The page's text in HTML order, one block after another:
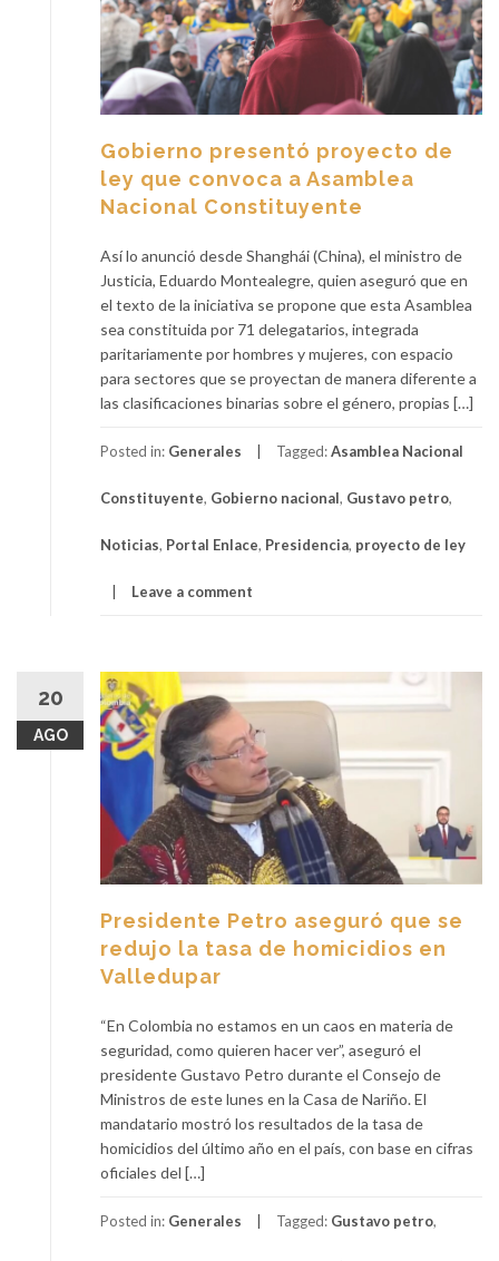
Gobierno presentó proyecto de
ley que convoca a Asamblea
Nacional Constituyente
Así lo anunció desde Shanghái (China), el ministro de
Justicia, Eduardo Montealegre, quien aseguró que en
el texto de la iniciativa se propone que esta Asamblea
sea constituida por 71 delegatarios, integrada
paritariamente por hombres y mujeres, con espacio
para sectores que se proyectan de manera diferente a
las clasificaciones binarias sobre el género, propias […]
Posted in: Generales Tagged:Asamblea Nacional
Constituyente, Gobierno nacional, Gustavo petro,
Noticias, Portal Enlace, Presidencia, proyecto de ley
Leave a comment
20
AGO
Presidente Petro aseguró que se
redujo la tasa de homicidios en
Valledupar
“En Colombia no estamos en un caos en materia de
seguridad, como quieren hacer ver”, aseguró el
presidente Gustavo Petro durante el Consejo de
Ministros de este lunes en la Casa de Nariño. El
mandatario mostró los resultados de la tasa de
homicidios del último año en el país, con base en cifras
oficiales del […]
Posted in: Generales Tagged: Gustavo petro,